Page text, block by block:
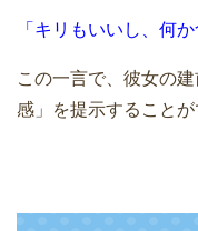
「キリもいいし、何
この一言で、彼女の
感」を提示することが